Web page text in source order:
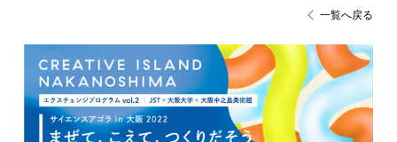
一覧へ戻る